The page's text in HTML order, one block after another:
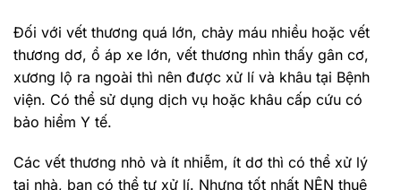
Đối với vết thương quá lớn, chảy máu nhiều hoặc vết
thương dơ, ổ áp xe lớn, vết thương nhìn thấy gân cơ,
xương lộ ra ngoài thì nên được xử lí và khâu tại Bệnh
viện. Có thể sử dụng dịch vụ hoặc khâu cấp cứu có
bảo hiểm Y tế.
Các vết thương nhỏ và ít nhiễm, ít dơ thì có thể xử lý
tại nhà, bạn có thể tự xử lí. Nhưng tốt nhất NÊN thuê